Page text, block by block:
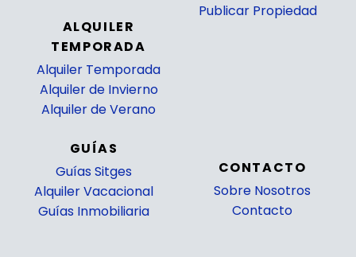
ALQUILER
TEMPORADA
Alquiler Temporada
Alquiler de Invierno
Alquiler de Verano
Publicar Propiedad
GUÍAS
Guías Sitges
Alquiler Vacacional
Guías Inmobiliaria
CONTACTO
Sobre Nosotros
Contacto